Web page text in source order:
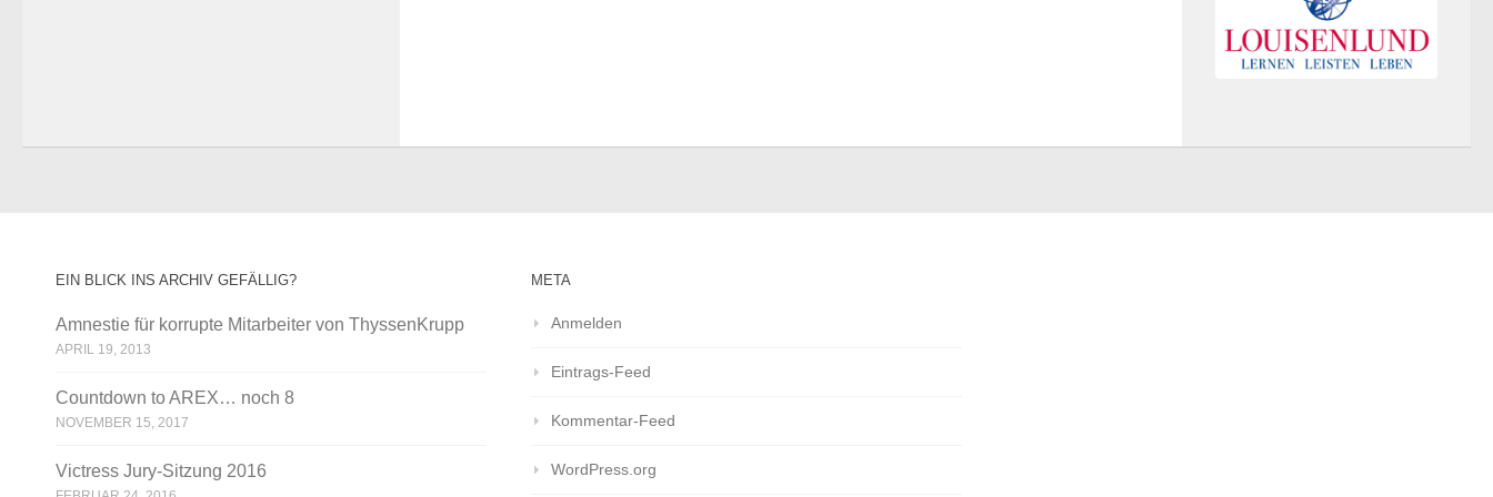
EIN BLICK INS ARCHIV GEFÄLLIG?
Amnestie für korrupte Mitarbeiter von ThyssenKrupp
APRIL 19, 2013
Countdown to AREX… noch 8
NOVEMBER 15, 2017
Victress Jury-Sitzung 2016
META
Anmelden
Eintrags-Feed
Kommentar-Feed
WordPress.org